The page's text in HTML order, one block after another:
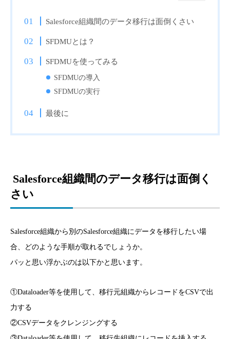
Salesforce組織間のデータ移行は面倒くさい
SFDMUとは？
SFDMUを使ってみる
SFDMUの導入
SFDMUの実行
最後に
Salesforce組織間のデータ移行は面倒く
さい
Salesforce組織から別のSalesforce組織にデータを移行したい場
合、どのような手順が取れるでしょうか。
パッと思い浮かぶのは以下かと思います。
①Dataloader等を使用して、移行元組織からレコードをCSVで出
力する
②CSVデータをクレンジングする